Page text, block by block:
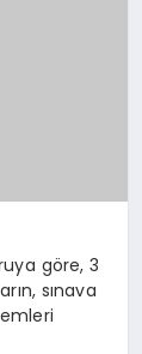
göre, 3
sınava